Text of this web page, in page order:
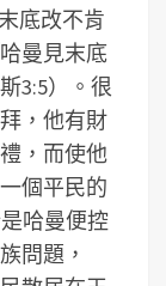
底改不肯
曼見末底
3:5）。很
，他有財
，而使他
個平民的
哈曼便控
問題，